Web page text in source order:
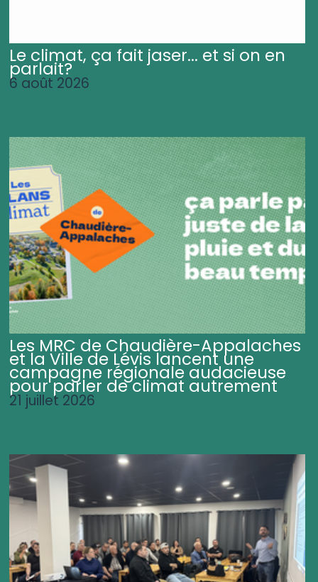
Le climat, ça fait jaser... et si on en
parlait?
6 août 2026
Les MRC de Chaudière-Appalaches
et la Ville de Lévis lancent une
campagne régionale audacieuse
pour parler de climat autrement
21 juillet 2026